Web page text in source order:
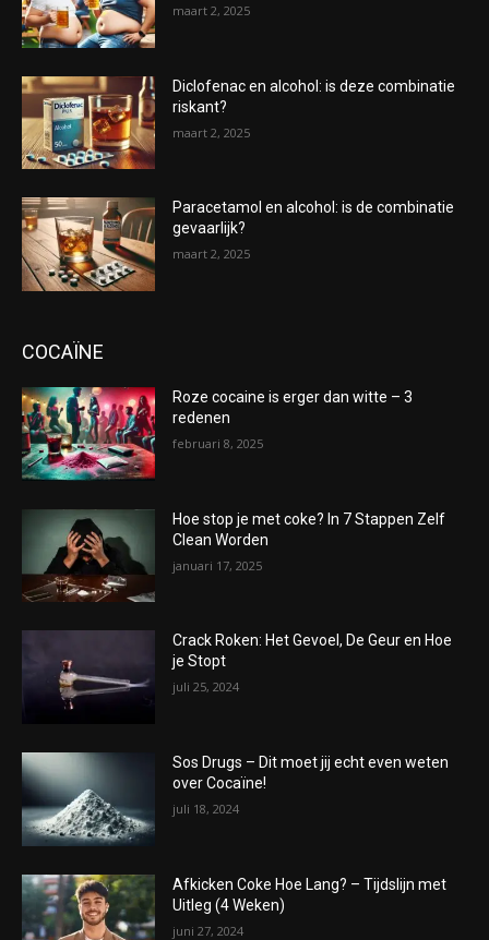
maart 2, 2025
Diclofenac en alcohol: is deze combinatie
riskant?
maart 2, 2025
Paracetamol en alcohol: is de combinatie
gevaarlijk?
maart 2, 2025
COCAÏNE
Roze cocaine is erger dan witte – 3
redenen
februari 8, 2025
Hoe stop je met coke? In 7 Stappen Zelf
Clean Worden
januari 17, 2025
Crack Roken: Het Gevoel, De Geur en Hoe
je Stopt
juli 25, 2024
Sos Drugs – Dit moet jij echt even weten
over Cocaïne!
juli 18, 2024
Afkicken Coke Hoe Lang? – Tijdslijn met
Uitleg (4 Weken)
juni 27, 2024